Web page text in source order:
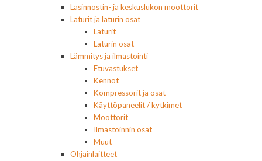
Lasinnostin- ja keskuslukon moottorit
Laturit ja laturin osat
Laturit
Laturin osat
Lämmitys ja ilmastointi
Etuvastukset
Kennot
Kompressorit ja osat
Käyttöpaneelit / kytkimet
Moottorit
Ilmastoinnin osat
Muut
Ohjainlaitteet